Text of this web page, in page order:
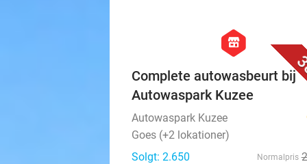
hexagon
store
Complete autowasbeurt bij
Autowaspark Kuzee
Autowaspark Kuzee
Goes (+2 lokationer)
Solgt: 2.650
Normalpris